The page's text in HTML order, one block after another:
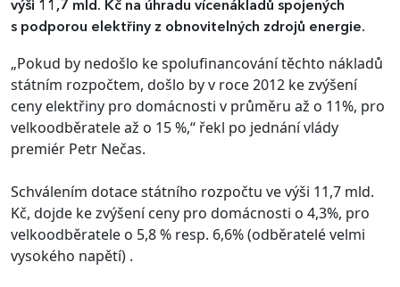
výši 11,7 mld. Kč na úhradu vícenákladů spojených
s podporou elektřiny z obnovitelných zdrojů energie.
„Pokud by nedošlo ke spolufinancování těchto nákladů
státním rozpočtem, došlo by v roce 2012 ke zvýšení
ceny elektřiny pro domácnosti v průměru až o 11%, pro
velkoodběratele až o 15 %,“ řekl po jednání vlády
premiér Petr Nečas.
Schválením dotace státního rozpočtu ve výši 11,7 mld.
Kč, dojde ke zvýšení ceny pro domácnosti o 4,3%, pro
velkoodběratele o 5,8 % resp. 6,6% (odběratelé velmi
vysokého napětí) .